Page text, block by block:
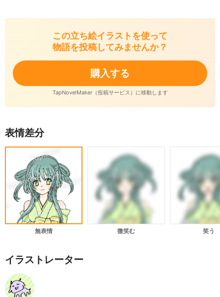
この立ち絵イラストを使って
物語を投稿してみませんか？
購入する
TapNovelMaker（投稿サービス）に移動します
表情差分
無表情 微笑む 笑う
イラストレーター